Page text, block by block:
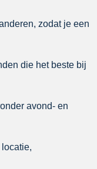
zodat je een
die het beste bij
avond- en